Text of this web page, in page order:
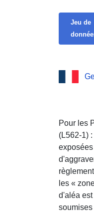
Jeu de
Pour les
(L562-1)
les «
d'aléa